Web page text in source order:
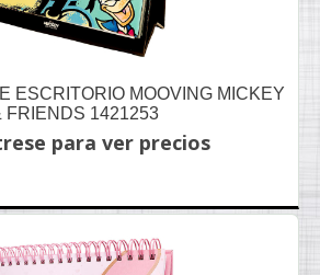
ESCRITORIO MOOVING MICKEY
FRIENDS 1421253
para ver precios